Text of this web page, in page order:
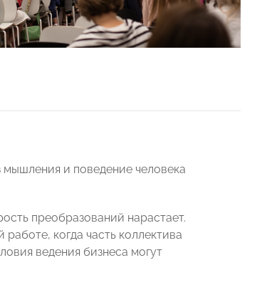
и поведение человека
преобразований нарастает.
когда часть коллектива
ведения бизнеса могут